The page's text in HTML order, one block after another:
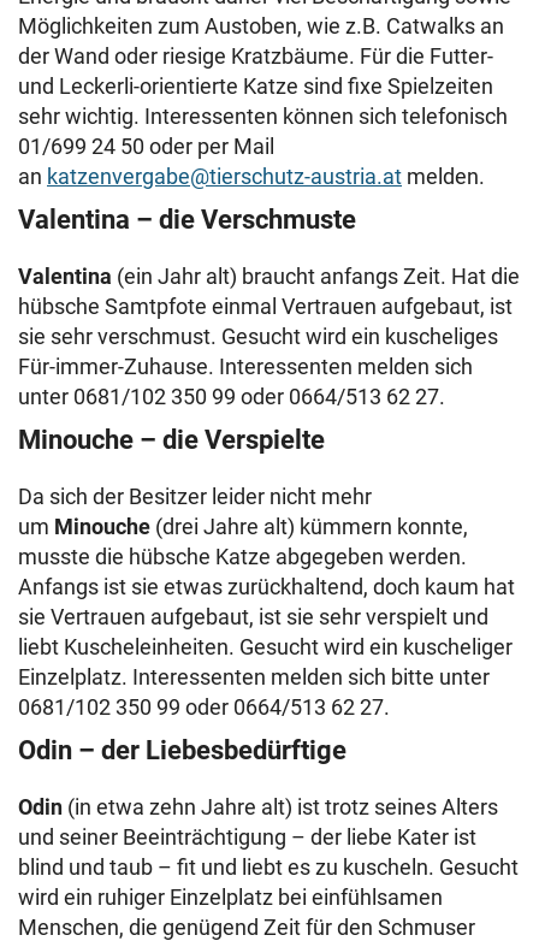
Möglichkeiten zum Austoben, wie z.B. Catwalks an
der Wand oder riesige Kratzbäume. Für die Futter-
und Leckerli-orientierte Katze sind fixe Spielzeiten
sehr wichtig. Interessenten können sich telefonisch
01/699 24 50 oder per Mail
an katzenvergabe@tierschutz-austria.at melden.
Valentina – die Verschmuste
Valentina (ein Jahr alt) braucht anfangs Zeit. Hat die
hübsche Samtpfote einmal Vertrauen aufgebaut, ist
sie sehr verschmust. Gesucht wird ein kuscheliges
Für-immer-Zuhause. Interessenten melden sich
unter 0681/102 350 99 oder 0664/513 62 27.
Minouche – die Verspielte
Da sich der Besitzer leider nicht mehr
um Minouche (drei Jahre alt) kümmern konnte,
musste die hübsche Katze abgegeben werden.
Anfangs ist sie etwas zurückhaltend, doch kaum hat
sie Vertrauen aufgebaut, ist sie sehr verspielt und
liebt Kuscheleinheiten. Gesucht wird ein kuscheliger
Einzelplatz. Interessenten melden sich bitte unter
0681/102 350 99 oder 0664/513 62 27.
Odin – der Liebesbedürftige
Odin (in etwa zehn Jahre alt) ist trotz seines Alters
und seiner Beeinträchtigung – der liebe Kater ist
blind und taub – fit und liebt es zu kuscheln. Gesucht
wird ein ruhiger Einzelplatz bei einfühlsamen
Menschen, die genügend Zeit für den Schmuser